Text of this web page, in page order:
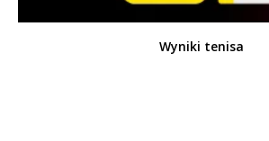
Wyniki tenisa